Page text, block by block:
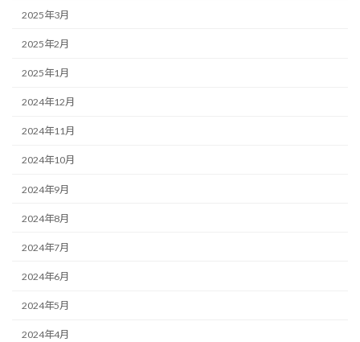
2025年3月
2025年2月
2025年1月
2024年12月
2024年11月
2024年10月
2024年9月
2024年8月
2024年7月
2024年6月
2024年5月
2024年4月